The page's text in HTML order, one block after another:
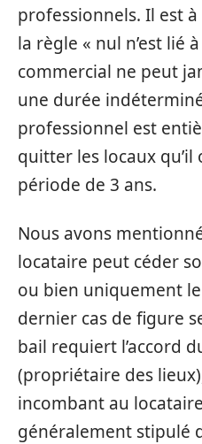
professionnels. Il est
la règle « nul n’est lié
commercial ne peut
une durée
professionnel est
quitter les locaux qu’il
période de 3 ans.
Nous avons
locataire peut céder
ou bien uniquement
dernier cas de figure
bail requiert l’accord
(propriétaire des
incombant au
généralement stipulé